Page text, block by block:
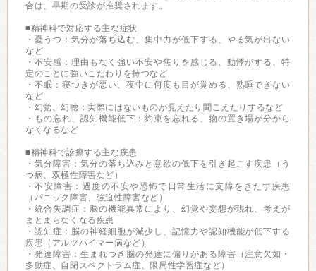
合は、早期の受診が推奨されます。
■精神科で対応する主な症状
・憂うつ：気分が落ち込む、集中力が低下する、やる気が出ない
など
・不安感：理由もなく強い不安や焦りを感じる、動悸がする、特
定のことに強いこだわりを持つなど
・不眠：寝つきが悪い、夜中に何度も目が覚める、熟睡できない
など
・幻覚、幻聴：実際にはないものが見えたり聞こえたりするなど
・もの忘れ、認知機能低下：約束を忘れる、物の置き場が分から
なくなるなど
■精神科で診療する主な疾患
・気分障害：気分の落ち込みと意欲の低下を引き起こす疾患（う
つ病、双極性障害など）
・不安障害：過度の不安や恐怖で日常生活に支障をきたす疾患
（パニック障害、強迫性障害など）
・統合失調症：脳の機能異常により、幻覚や妄想が現れ、考えが
まとまらなくなる疾患
・認知症：脳の神経細胞が減少し、記憶力や認知機能が低下する
疾患（アルツハイマー病など）
・発達障害：生まれつき脳の発達に偏りがある障害（注意欠如・
多動症、自閉スペクトラム症、限局性学習症など）